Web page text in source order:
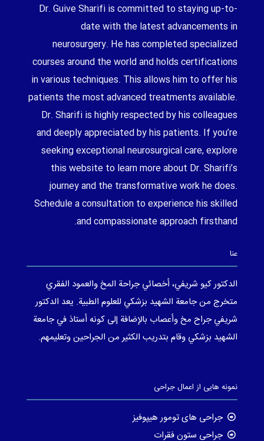
Dr. Guive Sharifi is committed to staying up-to-
date with the latest advancements in
neurosurgery. He has completed specialized
courses around the world and holds certifications
in various techniques. This allows him to offer his
patients the most advanced treatments available.
Dr. Sharifi is highly respected by his colleagues
and deeply appreciated by his patients. If you’re
seeking exceptional neurosurgical care, explore
this website to learn more about Dr. Sharifi’s
journey and the transformative work he does.
Schedule a consultation to experience his skilled
and compassionate approach firsthand.
عنا
الدكتور كيو شريفي، أخصائي جراحة المخ والعمود الفقري
متخرج من جامعة الشهيد بزشكي للعلوم الطبية. يعد الدكتور
شريفي جراح مخ وأعصاب بالإضافة إلى كونه أستاذ في جامعة
الشهيد بزشكي وقام بتدريب الكثير من الجراحين وتعليمهم.
نمونه هایی از اعمال جراحی
جراحی های تومور هیپوفیز
جراحی ستون فقرات